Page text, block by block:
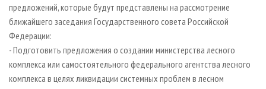
предложений, которые будут представлены на рассмотрение
ближайшего заседания Государственного совета Российской
Федерации:
- Подготовить предложения о создании министерства лесного
комплекса или самостоятельного федерального агентства лесного
комплекса в целях ликвидации системных проблем в лесном